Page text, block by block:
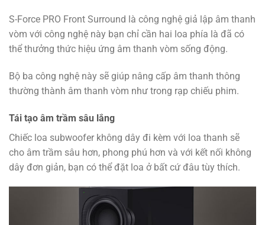
S-Force PRO Front Surround là công nghệ giả lập âm thanh
vòm với công nghệ này bạn chỉ cần hai loa phía là đã có
thể thưởng thức hiệu ứng âm thanh vòm sống động.
Bộ ba công nghệ này sẽ giúp nâng cấp âm thanh thông
thường thành âm thanh vòm như trong rạp chiếu phim.
Tái tạo âm trầm sâu lắng
Chiếc loa subwoofer không dây đi kèm với loa thanh sẽ
cho âm trầm sâu hơn, phong phú hơn và với kết nối không
dây đơn giản, bạn có thể đặt loa ở bất cứ đâu tùy thích.